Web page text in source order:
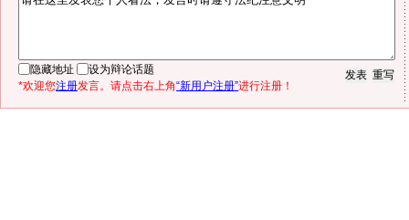
隐藏地址
设为辩论话题
*欢迎您注册发言。请点击右上角“新用户注册”进行注册！